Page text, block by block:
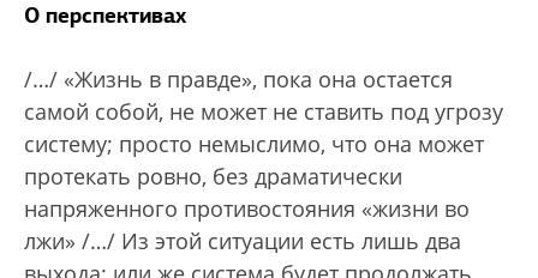
О перспективах
/…/ «Жизнь в правде», пока она остается
самой собой, не может не ставить под угрозу
систему; просто немыслимо, что она может
протекать ровно, без драматически
напряженного противостояния «жизни во
лжи» /…/ Из этой ситуации есть лишь два